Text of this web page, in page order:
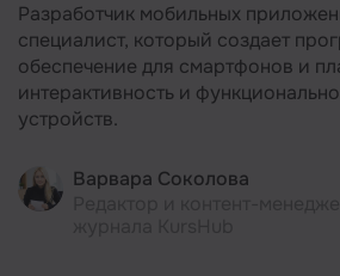
Разработчик мобильных
специалист, который создает
обеспечение для смартфонов и
интерактивность и
устройств.
Варвара Соколова
Аналитика
Менеджмент
Иностранные языки